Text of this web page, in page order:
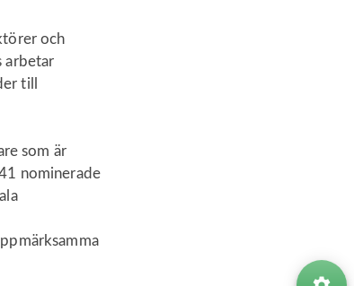
och
arbetar
till
som är
nominerade